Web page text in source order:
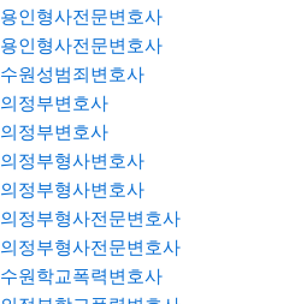
용인형사전문변호사
용인형사전문변호사
수원성범죄변호사
의정부변호사
의정부변호사
의정부형사변호사
의정부형사변호사
의정부형사전문변호사
의정부형사전문변호사
수원학교폭력변호사